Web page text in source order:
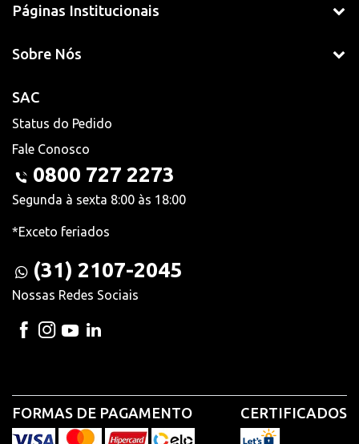
Páginas Institucionais
Sobre Nós
SAC
Status do Pedido
Fale Conosco
0800 727 2273
Segunda à sexta 8:00 às 18:00
*Exceto feriados
(31) 2107-2045
Nossas Redes Sociais
FORMAS DE PAGAMENTO CERTIFICADOS